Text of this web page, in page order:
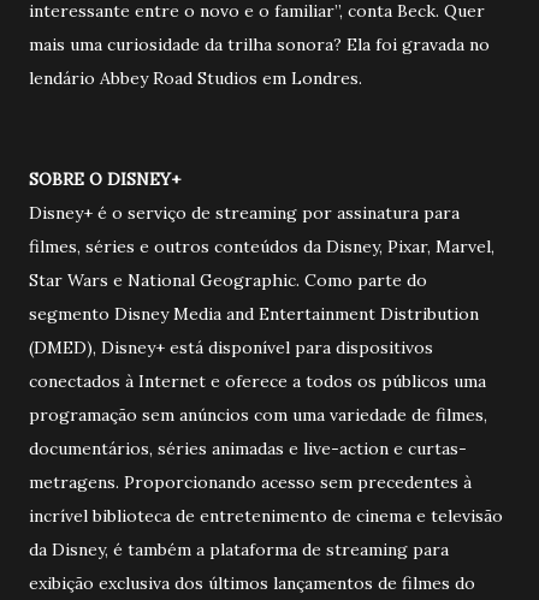
interessante entre o novo e o familiar”, conta Beck. Quer
mais uma curiosidade da trilha sonora? Ela foi gravada no
lendário Abbey Road Studios em Londres.
SOBRE O DISNEY+
Disney+ é o serviço de streaming por assinatura para
filmes, séries e outros conteúdos da Disney, Pixar, Marvel,
Star Wars e National Geographic. Como parte do
segmento Disney Media and Entertainment Distribution
(DMED), Disney+ está disponível para dispositivos
conectados à Internet e oferece a todos os públicos uma
programação sem anúncios com uma variedade de filmes,
documentários, séries animadas e live-action e curtas-
metragens. Proporcionando acesso sem precedentes à
incrível biblioteca de entretenimento de cinema e televisão
da Disney, é também a plataforma de streaming para
exibição exclusiva dos últimos lançamentos de filmes do